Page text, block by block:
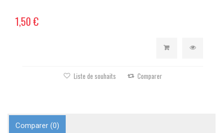
1,50 €
Liste de souhaits Comparer
Comparer (0)